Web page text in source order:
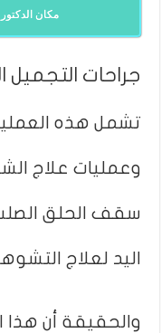
مكان
جراحات التجميل
تشمل هذه
وعمليات علاج
سقف الحلق
اليد لعلاج
والحقيقة أن